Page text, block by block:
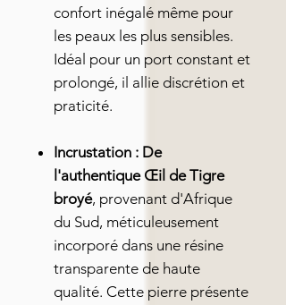
confort inégalé même pour
les peaux les plus sensibles.
Idéal pour un port constant et
prolongé, il allie discrétion et
praticité.
Incrustation : De
l'authentique Œil de Tigre
broyé, provenant d'Afrique
du Sud, méticuleusement
incorporé dans une résine
transparente de haute
qualité. Cette pierre présente